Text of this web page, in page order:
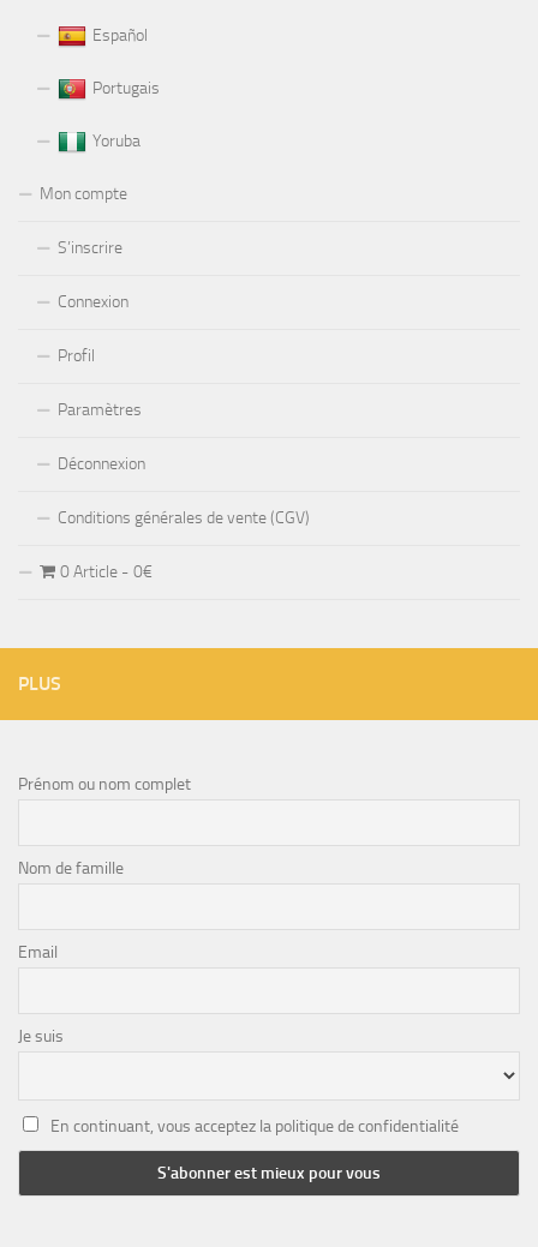
Español
Portugais
Yoruba
Mon compte
S’inscrire
Connexion
Profil
Paramètres
Déconnexion
Conditions générales de vente (CGV)
0 Article 0€
PLUS
Prénom ou nom complet
Nom de famille
Email
Je suis
En continuant, vous acceptez la politique de confidentialité